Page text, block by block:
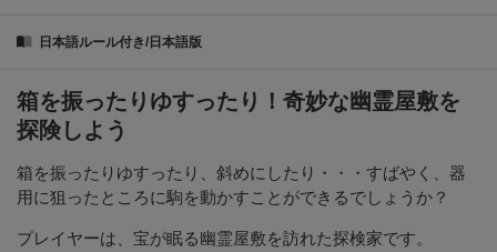
日本語ルール付き/日本語版
箱を振ったりゆすったり！奇妙な幽霊屋敷を
探険しよう
箱を振ったりゆすったり、斜めにしたり・・・すばやく、器
用に狙ったところに駒を動かすことができるでしょうか？
プレイヤーは、宝が眠る幽霊屋敷を訪れた探検家です。